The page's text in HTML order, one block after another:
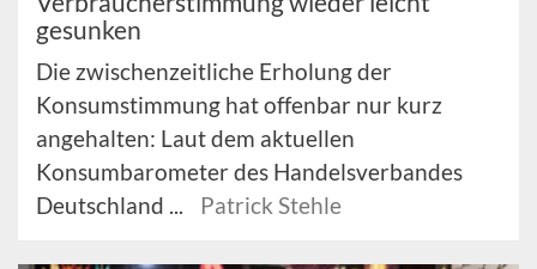
gesunken
Die zwischenzeitliche Erholung der
Konsumstimmung hat offenbar nur kurz
angehalten: Laut dem aktuellen
Konsumbarometer des Handelsverbandes
Deutschland ...
Patrick Stehle